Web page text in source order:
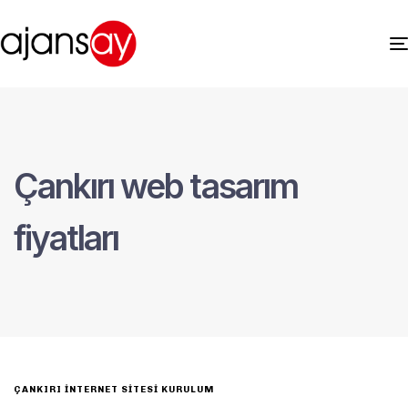
Çankırı web tasarım
fiyatları
ÇANKIRI İNTERNET SITESI KURULUM